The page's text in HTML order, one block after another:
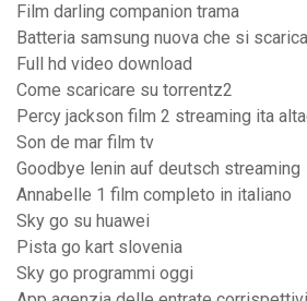
Film darling companion trama
Batteria samsung nuova che si
Full hd video download
Come scaricare su torrentz2
Percy jackson film 2 streaming ita
Son de mar film tv
Goodbye lenin auf deutsch streaming
Annabelle 1 film completo in italiano
Sky go su huawei
Pista go kart slovenia
Sky go programmi oggi